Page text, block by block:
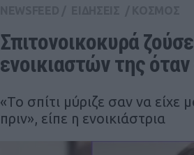
Σπιτονοικοκυρά
ενοικιαστών της όταν
«Το σπίτι μύριζε σαν να είχε
πριν», είπε η ενοικιάστρια